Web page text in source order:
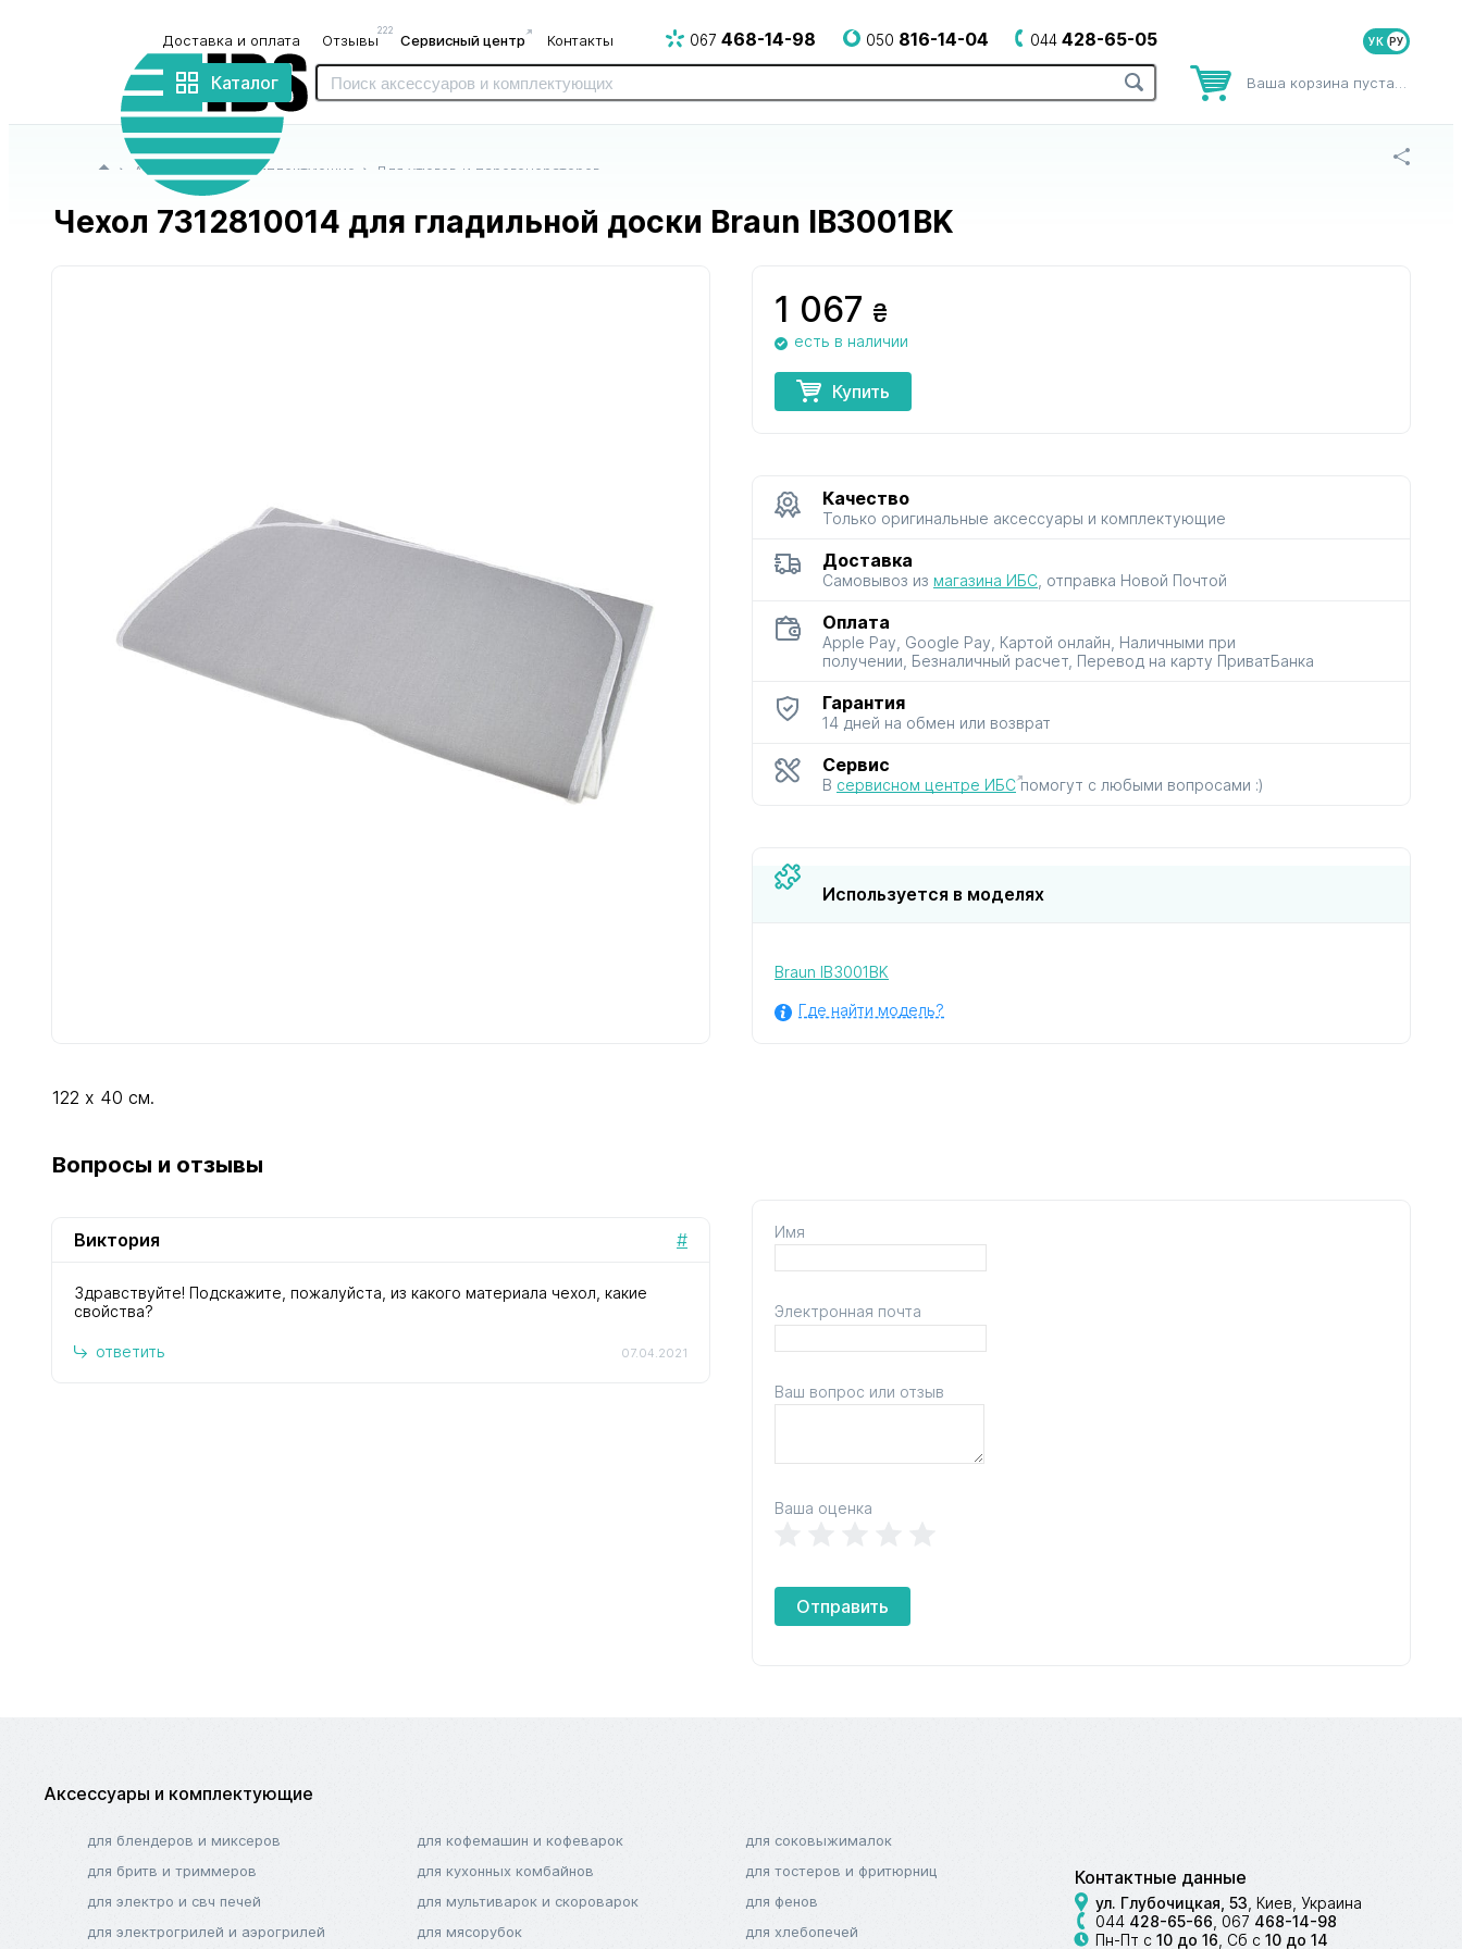
Интернет-
магазин
«IBS»
Каталог
для электрогрилей
и аэрогрилей
для эпиляторов
для кофемашин
и кофеварок
и сушилок
для тостеров
и фритюрниц
для фенов
для чайников
Доставка и оплата Отзывы
222
Сервисный центр Контакты УК
067 468-14-98 050 816-14-04 044 428-65-05
Ваша корзина пуста…
Главная страница
Аксессуары и комплектующие Для утюгов и парогенераторов
Чехол 7312810014 для гладильной доски Braun IB3001BK
1 067 ₴
есть в наличии
Купить
Качество
Только оригинальные аксессуары и комплектующие
Доставка
Самовывоз из магазина ИБС, отправка Новой Почтой
Оплата
Apple Pay, Google Pay, Картой онлайн, Наличными при
получении, Безналичный расчет, Перевод на карту ПриватБанка
Гарантия
14 дней на обмен или возврат
Сервис
В сервисном центре ИБСпомогут с любыми вопросами :)
Используется в моделях
Braun IB3001BK
Где найти модель?
122 х 40 см.
Вопросы и отзывы
#
Виктория
07.04.2021
Здравствуйте! Подскажите, пожалуйста, из какого материала чехол, какие
свойства?
ответить
Имя
Электронная почта
Ваш вопрос или отзыв
Ваша оценка
Отправить
Аксессуары и комплектующие
для блендеров и миксеров
для бритв и триммеров
для электро и свч печей
для электрогрилей и аэрогрилей
для кофемашин и кофеварок
для кухонных комбайнов
для мультиварок и скороварок
для мясорубок
для соковыжималок
для тостеров и фритюрниц
для фенов
для хлебопечей
Контактные данные
ул. Глубочицкая, 53 , Киев, Украина
044 428-65-66 067 468-14-98
Пн-Пт с 10 до 16 , Сб с 10 до 14